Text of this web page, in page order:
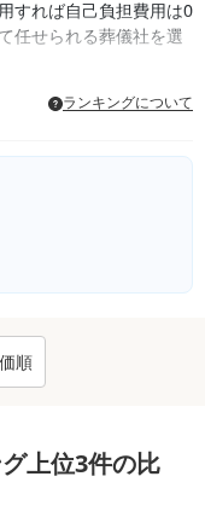
すれば自己負担費用は0
任せられる葬儀社を選
ランキングについて
順
上位3件の比